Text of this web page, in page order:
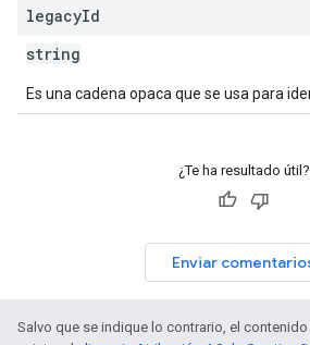
legacyId
string
Es una cadena opaca que se usa para
¿Te ha resultado útil?
Enviar
Salvo que se indique lo contrario, el